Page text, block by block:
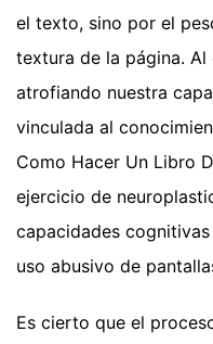
el texto, sino por el
textura de la página.
atrofiando nuestra
vinculada al
Como Hacer Un Libro
ejercicio de
capacidades
uso abusivo de
Es cierto que el